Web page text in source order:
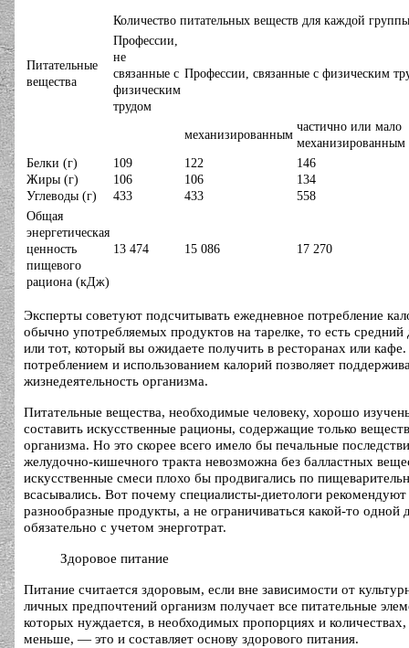
Количество питательных веществ для каждой группы
Питательные
вещества
Профессии,
не
связанные с
физическим
трудом
Профессии, связанные с физическим
механизированным
частично или мало
механизированным
Белки (г)
Жиры (г)
Углеводы (г)
109
106
433
122
106
433
146
134
558
Общая
энергетическая
ценность
пищевого
рациона (кДж)
13 474 15 086 17 270
Эксперты советуют подсчитывать ежедневное потребление
обычно употребляемых продуктов на тарелке, то есть
или тот, который вы ожидаете получить в ресторанах или
потреблением и использованием калорий позволяет
жизнедеятельность организма.
Питательные вещества, необходимые человеку, хорошо
составить искусственные рационы, содержащие только
организма. Но это скорее всего имело бы печальные
желудочно-кишечного тракта невозможна без балластных
искусственные смеси плохо бы продвигались по
всасывались. Вот почему специалисты-диетологи рекомендуют
разнообразные продукты, а не ограничиваться какой-то одной
обязательно с учетом энерготрат.
Здоровое питание
Питание считается здоровым, если вне зависимости от
личных предпочтений организм получает все питательные
которых нуждается, в необходимых пропорциях и
меньше, — это и составляет основу здорового питания.